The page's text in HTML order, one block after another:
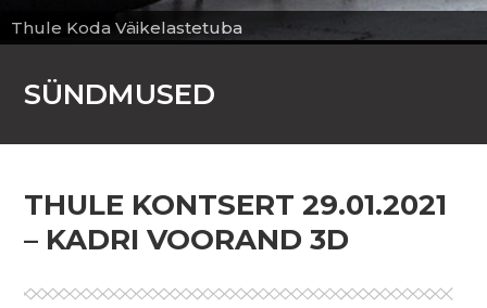
Thule Koda Väikelastetuba
SÜNDMUSED
THULE KONTSERT 29.01.2021
– KADRI VOORAND 3D